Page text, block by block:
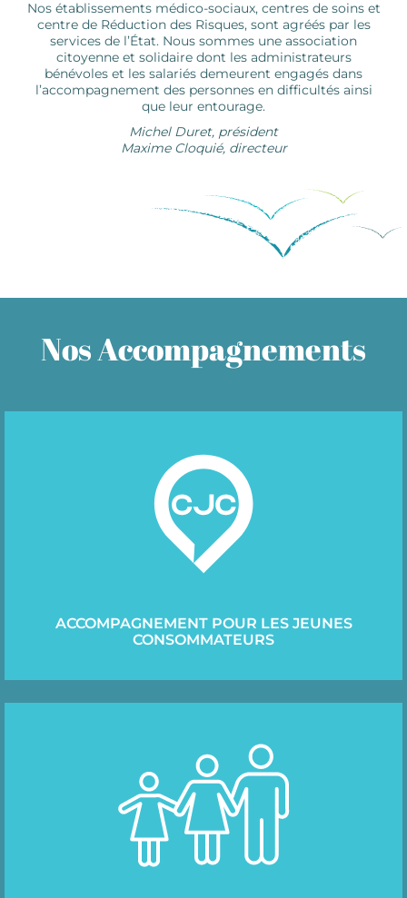
Nos établissements médico-sociaux, centres de soins et
centre de Réduction des Risques, sont agréés par les
services de l’État. Nous sommes une association
citoyenne et solidaire dont les administrateurs
bénévoles et les salariés demeurent engagés dans
l’accompagnement des personnes en difficultés ainsi
que leur entourage.
Michel Duret, président
Maxime Cloquié, directeur
Nos Accompagnements
ACCOMPAGNEMENT POUR LES JEUNES
CONSOMMATEURS